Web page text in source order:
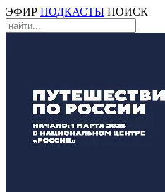
ЭФИР ПОДКАСТЫ ПОИСК